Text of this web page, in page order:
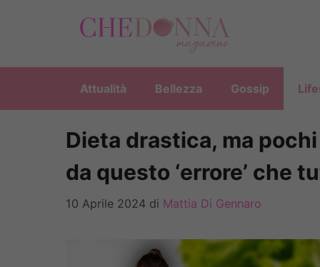
Attualità Bellezza Gossip
Dieta drastica, ma
da questo ‘errore’ che
10 Aprile 2024 di Mattia Di Gennaro